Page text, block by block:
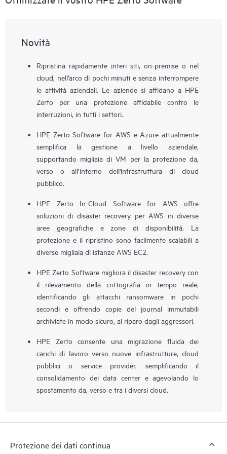
Novità
Ripristina rapidamente interi siti, on-premise o nel
cloud, nell’arco di pochi minuti e senza interrompere
le attività aziendali. Le aziende si affidano a HPE
Zerto per una protezione affidabile contro le
interruzioni, in tutti i settori.
HPE Zerto Software for AWS e Azure attualmente
semplifica la gestione a livello aziendale,
supportando migliaia di VM per la protezione da,
verso o all’interno dell'infrastruttura di cloud
pubblico.
HPE Zerto In-Cloud Software for AWS offre
soluzioni di disaster recovery per AWS in diverse
aree geografiche e zone di disponibilità. La
protezione e il ripristino sono facilmente scalabili a
diverse migliaia di istanze AWS EC2.
HPE Zerto Software migliora il disaster recovery con
il rilevamento della crittografia in tempo reale,
identificando gli attacchi ransomware in pochi
secondi e offrendo copie del journal immutabili
archiviate in modo sicuro, al riparo dagli aggressori.
HPE Zerto consente una migrazione fluida dei
carichi di lavoro verso nuove infrastrutture, cloud
pubblici o service provider, semplificando il
consolidamento dei data center e agevolando lo
spostamento da, verso e tra i diversi cloud.
Protezione dei dati continua